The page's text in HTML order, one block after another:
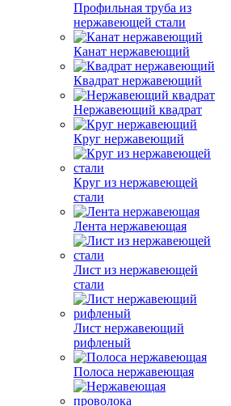
Профильная труба из
нержавеющей стали
Канат нержавеющий
Квадрат нержавеющий
Нержавеющий квадрат
Круг нержавеющий
Круг из нержавеющей
стали
Лента нержавеющая
Лист из нержавеющей
стали
Лист нержавеющий
рифленый
Полоса нержавеющая